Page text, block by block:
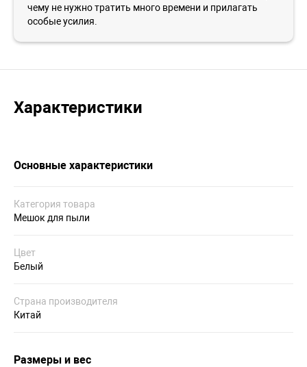
чему не нужно тратить много времени и прилагать
особые усилия.
Характеристики
Основные характеристики
Категория товара
Мешок для пыли
Цвет
Белый
Страна производителя
Китай
Размеры и вес